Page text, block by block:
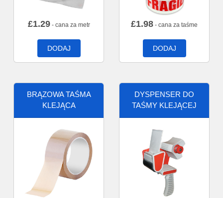
£1.29- cana za metr
DODAJ
£1.98 - cana za taśme
DODAJ
BRĄZOWA TAŚMA
KLEJĄCA
DYSPENSER DO
TAŚMY KLEJĄCEJ